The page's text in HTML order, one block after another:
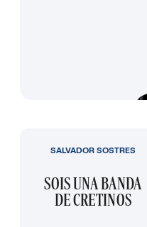
SOIS UNA BANDA
DE CRETINOS
SALVADOR SOSTRES